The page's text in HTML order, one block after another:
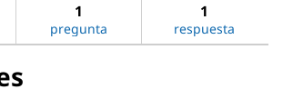
1
pregunta
1
respuesta